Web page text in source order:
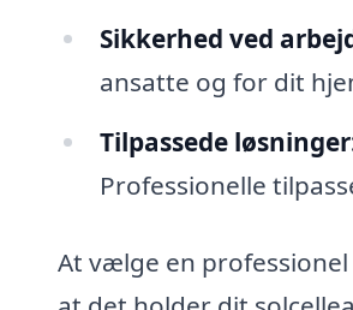
Sikkerhed ved
ansatte og for dit
Tilpassede
Professionelle
At vælge en